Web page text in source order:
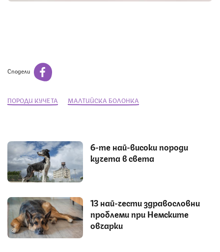
Сподели
ПОРОДИ КУЧЕТА МАЛТИЙСКА БОЛОНКА
6-те най-високи породи
кучета в света
13 най-чести здравословни
проблеми при Немските
овчарки